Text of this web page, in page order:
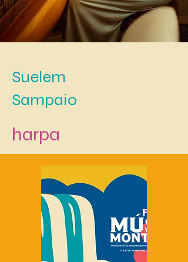
Suelem
Sampaio
harpa